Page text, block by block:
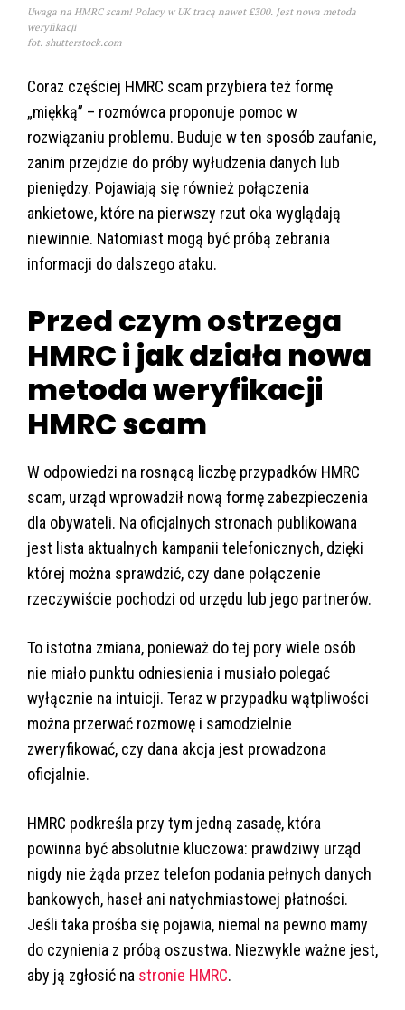
Uwaga na HMRC scam! Polacy w UK tracą nawet £300. Jest nowa metoda
weryfikacji
fot. shutterstock.com
Coraz częściej HMRC scam przybiera też formę
„miękką” – rozmówca proponuje pomoc w
rozwiązaniu problemu. Buduje w ten sposób zaufanie,
zanim przejdzie do próby wyłudzenia danych lub
pieniędzy. Pojawiają się również połączenia
ankietowe, które na pierwszy rzut oka wyglądają
niewinnie. Natomiast mogą być próbą zebrania
informacji do dalszego ataku.
Przed czym ostrzega
HMRC i jak działa nowa
metoda weryfikacji
HMRC scam
W odpowiedzi na rosnącą liczbę przypadków HMRC
scam, urząd wprowadził nową formę zabezpieczenia
dla obywateli. Na oficjalnych stronach publikowana
jest lista aktualnych kampanii telefonicznych, dzięki
której można sprawdzić, czy dane połączenie
rzeczywiście pochodzi od urzędu lub jego partnerów.
To istotna zmiana, ponieważ do tej pory wiele osób
nie miało punktu odniesienia i musiało polegać
wyłącznie na intuicji. Teraz w przypadku wątpliwości
można przerwać rozmowę i samodzielnie
zweryfikować, czy dana akcja jest prowadzona
oficjalnie.
HMRC podkreśla przy tym jedną zasadę, która
powinna być absolutnie kluczowa: prawdziwy urząd
nigdy nie żąda przez telefon podania pełnych danych
bankowych, haseł ani natychmiastowej płatności.
Jeśli taka prośba się pojawia, niemal na pewno mamy
do czynienia z próbą oszustwa. Niezwykle ważne jest,
aby ją zgłosić na stronie HMRC.